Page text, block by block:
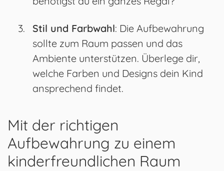
Stil und Farbwahl: Die Aufbewahrung
sollte zum Raum passen und das
Ambiente unterstützen. Überlege dir,
welche Farben und Designs dein Kind
ansprechend findet.
Mit der richtigen
Aufbewahrung zu einem
kinderfreundlichen Raum